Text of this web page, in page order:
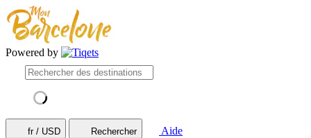
Powered by
fr / USD Rechercher
Aide